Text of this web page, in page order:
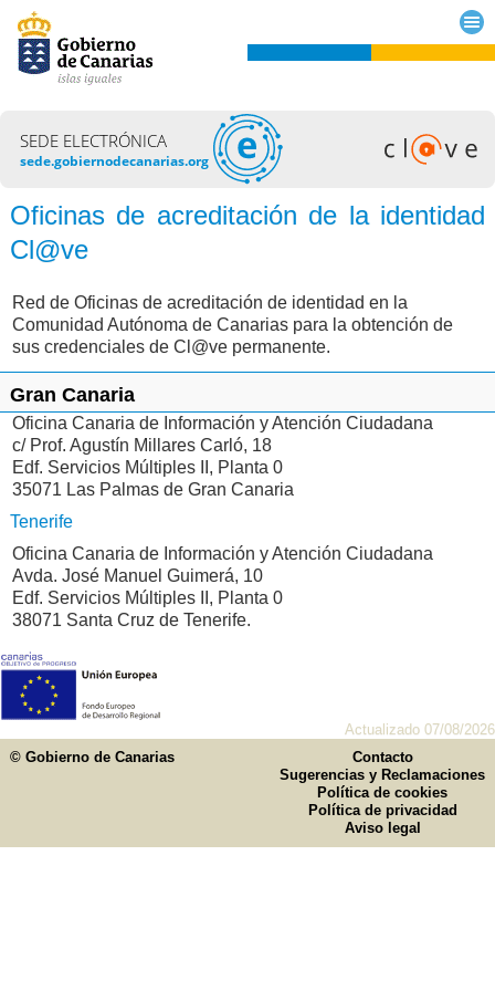
SEDE ELECTRÓNICA
sede.gobiernodecanarias.org
Oficinas de acreditación de la identidad
Cl@ve
Red de Oficinas de acreditación de identidad en la
Comunidad Autónoma de Canarias para la obtención de
sus credenciales de Cl@ve permanente.
Gran Canaria
Oficina Canaria de Información y Atención Ciudadana
c/ Prof. Agustín Millares Carló, 18
Edf. Servicios Múltiples II, Planta 0
35071 Las Palmas de Gran Canaria
Tenerife
Oficina Canaria de Información y Atención Ciudadana
Avda. José Manuel Guimerá, 10
Edf. Servicios Múltiples II, Planta 0
38071 Santa Cruz de Tenerife.
Actualizado 07/08/2026
© Gobierno de Canarias
Contacto
Sugerencias y Reclamaciones
Política de cookies
Política de privacidad
Aviso legal